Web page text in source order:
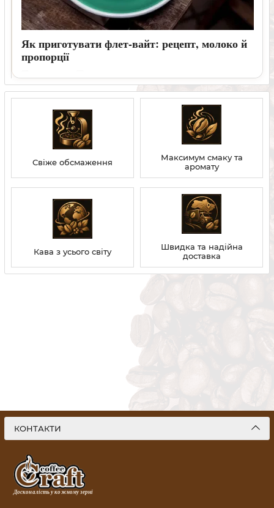
Як приготувати флет-вайт: рецепт, молоко й
пропорції
Покроковий рецепт флет-вайт: як приготувати
еспресо, спінити молоко до мікропіни та зберегти
баланс смаку.
Свіже обсмаження
Максимум смаку та
аромату
Кава з усього світу
Швидка та надійна
доставка
КОНТАКТИ
Досконалість у кожному зерні